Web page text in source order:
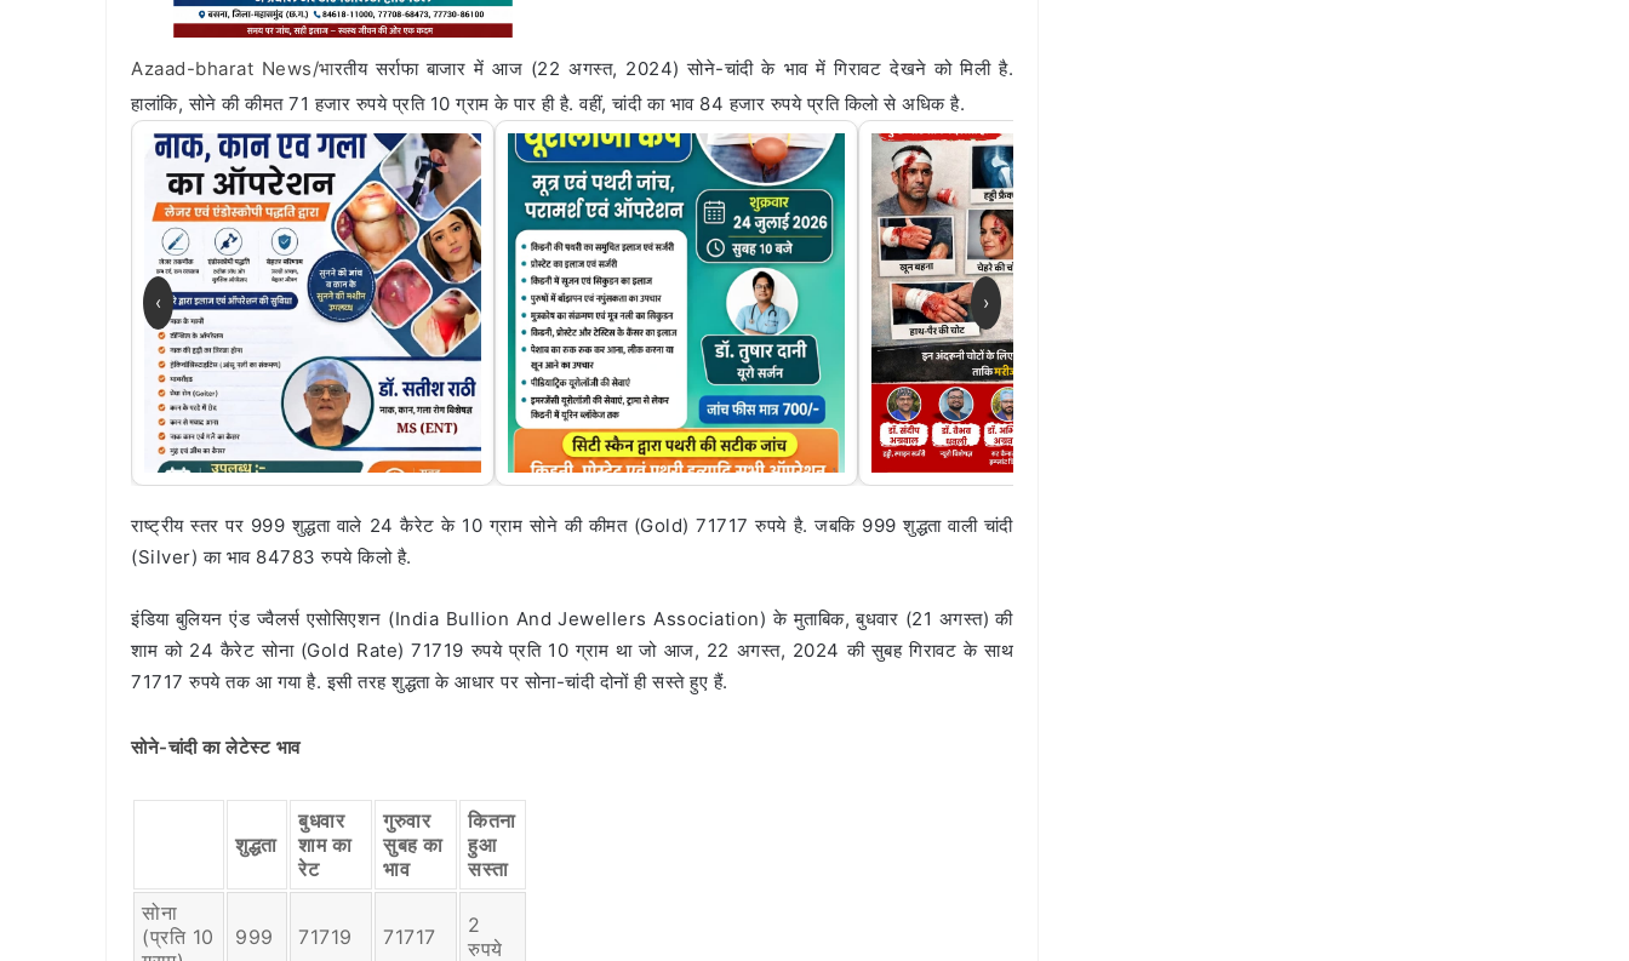
Azaad-bharat News/भारतीय सर्राफा बाजार में आज (22 अगस्त, 2024) सोने-चांदी के भाव में गिरावट देखने को मिली है.
हालांकि, सोने की कीमत 71 हजार रुपये प्रति 10 ग्राम के पार ही है. वहीं, चांदी का भाव 84 हजार रुपये प्रति किलो से अधिक है.
‹ ›
राष्ट्रीय स्तर पर 999 शुद्धता वाले 24 कैरेट के 10 ग्राम सोने की कीमत (Gold) 71717 रुपये है. जबकि 999 शुद्धता वाली चांदी
(Silver) का भाव 84783 रुपये किलो है.
इंडिया बुलियन एंड ज्वैलर्स एसोसिएशन (India Bullion And Jewellers Association) के मुताबिक, बुधवार (21 अगस्त) की
शाम को 24 कैरेट सोना (Gold Rate) 71719 रुपये प्रति 10 ग्राम था जो आज, 22 अगस्त, 2024 की सुबह गिरावट के साथ
71717 रुपये तक आ गया है. इसी तरह शुद्धता के आधार पर सोना-चांदी दोनों ही सस्ते हुए हैं.
सोने-चांदी का लेटेस्ट भाव
शुद्धता
बुधवार
शाम का
रेट
गुरुवार
सुबह का
भाव
कितना
हुआ
सस्ता
सोना
(प्रति 10
999 71719 71717
2
रुपये